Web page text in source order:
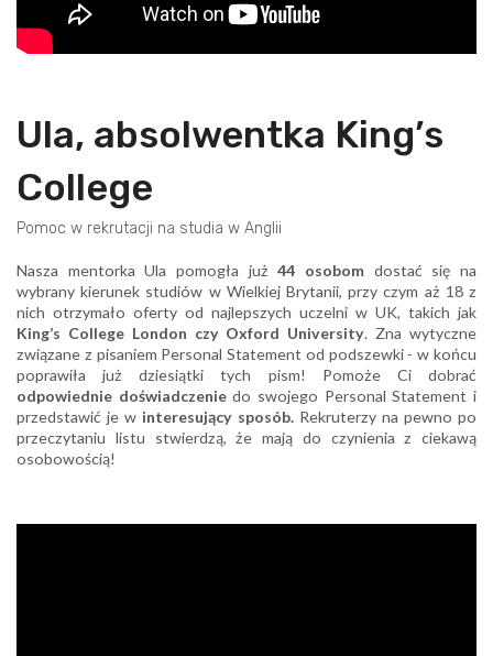
Ula, absolwentka King’s
College
Pomoc w rekrutacji na studia w Anglii
Nasza mentorka Ula pomogła już44 osobom dostać się na
wybrany kierunek studiów w Wielkiej Brytanii, przy czym aż 18 z
nich otrzymało oferty od najlepszych uczelni w UK, takich jak
King’s College London czy Oxford University. Zna wytyczne
związane z pisaniem Personal Statement od podszewki - w końcu
poprawiła już dziesiątki tych pism! Pomoże Ci dobrać
odpowiednie doświadczeniedo swojego Personal Statement i
przedstawić je w interesujący sposób. Rekruterzy na pewno po
przeczytaniu listu stwierdzą, że mają do czynienia z ciekawą
osobowością!